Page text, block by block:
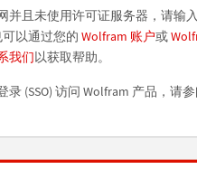
并且未使用许可证服务器，请输
可以通过您的Wolfram 账户或
我们以获取帮助。
(SSO) 访问 Wolfram 产品，请